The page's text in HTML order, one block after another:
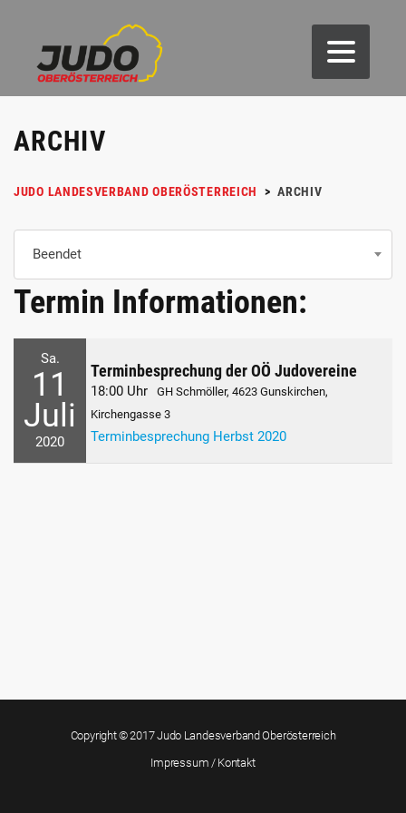
ARCHIV
JUDO LANDESVERBAND OBERÖSTERREICH > ARCHIV
Beendet
Termin Informationen:
Sa.
11
Juli
2020
Terminbesprechung der OÖ Judovereine
18:00 Uhr
GH Schmöller, 4623 Gunskirchen,
Kirchengasse 3
Terminbesprechung Herbst 2020
Copyright © 2017 Judo Landesverband Oberösterreich
Impressum / Kontakt